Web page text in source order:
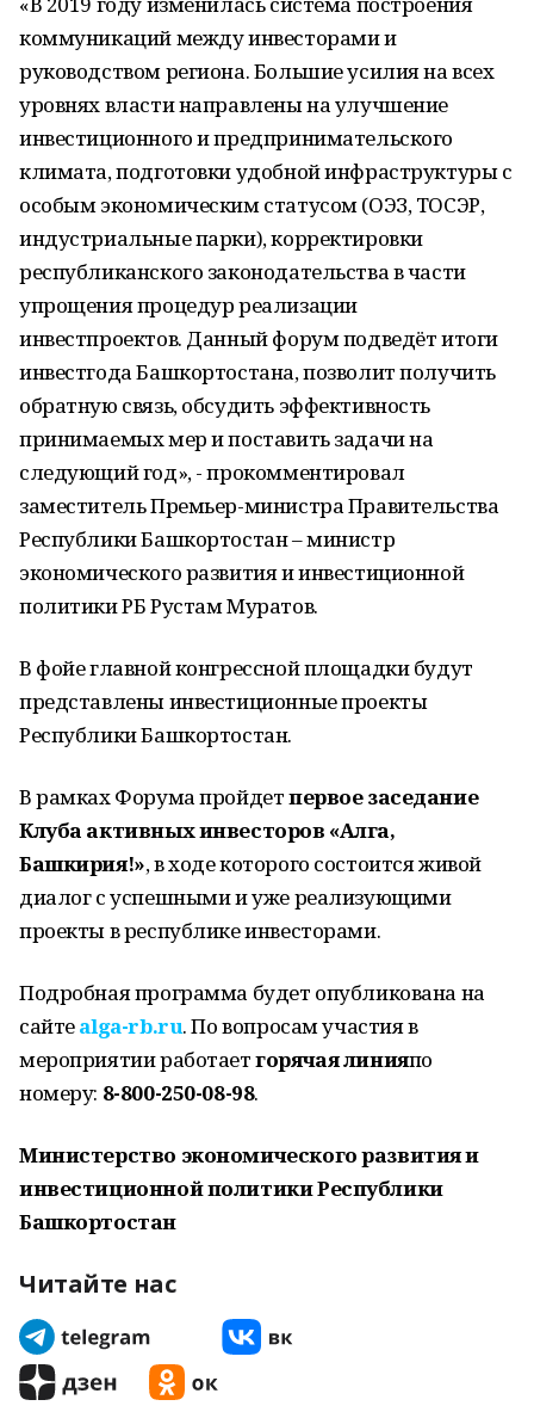
коммуникаций между инвесторами и
руководством региона. Большие усилия на всех
уровнях власти направлены на улучшение
инвестиционного и предпринимательского
климата, подготовки удобной инфраструктуры с
особым экономическим статусом (ОЭЗ, ТОСЭР,
индустриальные парки), корректировки
республиканского законодательства в части
упрощения процедур реализации
инвестпроектов. Данный форум подведёт итоги
инвестгода Башкортостана, позволит получить
обратную связь, обсудить эффективность
принимаемых мер и поставить задачи на
следующий год», - прокомментировал
заместитель Премьер-министра Правительства
Республики Башкортостан – министр
экономического развития и инвестиционной
политики РБ Рустам Муратов.
В фойе главной конгрессной площадки будут
представлены инвестиционные проекты
Республики Башкортостан.
В рамках Форума пройдетпервое заседание
Клуба активных инвесторов «Алга,
Башкирия!», в ходе которого состоится живой
диалог с успешными и уже реализующими
проекты в республике инвесторами.
Подробная программа будет опубликована на
сайтеalga-rb.ru. По вопросам участия в
мероприятии работаетгорячая линияпо
номеру: 8-800-250-08-98.
Министерство экономического развития и
инвестиционной политики Республики
Башкортостан
Читайте нас